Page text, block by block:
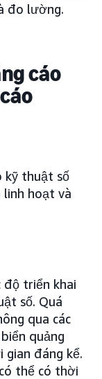
đo lường.
cáo
kỹ thuật số
linh hoạt và
triển khai
số. Quá
qua các
quảng
đáng kể.
thể có thời